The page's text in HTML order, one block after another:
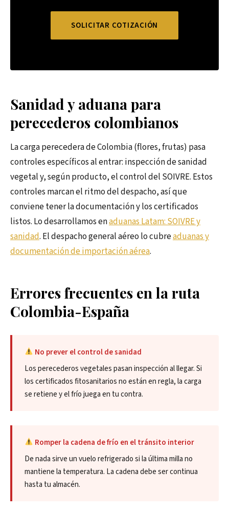
SOLICITAR COTIZACIÓN
Sanidad y aduana para
perecederos colombianos
La carga perecedera de Colombia (flores, frutas) pasa
controles específicos al entrar: inspección de sanidad
vegetal y, según producto, el control del SOIVRE. Estos
controles marcan el ritmo del despacho, así que
conviene tener la documentación y los certificados
listos. Lo desarrollamos enaduanas Latam: SOIVRE y
sanidad. El despacho general aéreo lo cubreaduanas y
documentación de importación aérea.
Errores frecuentes en la ruta
Colombia-España
No prever el control de sanidad
Los perecederos vegetales pasan inspección al llegar. Si
los certificados fitosanitarios no están en regla, la carga
se retiene y el frío juega en tu contra.
Romper la cadena de frío en el tránsito interior
De nada sirve un vuelo refrigerado si la última milla no
mantiene la temperatura. La cadena debe ser continua
hasta tu almacén.